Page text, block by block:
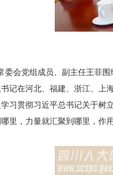
会党组成员、副主任王菲围
在河北、福建、浙江、上海
习贯彻习近平总书记关于树
里，力量就汇聚到哪里，作